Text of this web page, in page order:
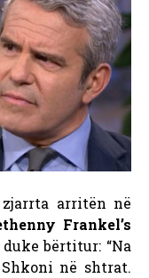
arritën në
Frankel’s
bërtitur: “Na
në shtrat.